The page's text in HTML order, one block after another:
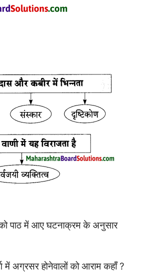
को पाठ में आए घटनाक्रम के अनुसार
में अग्रसर होनेवालों को आराम कहाँ ?